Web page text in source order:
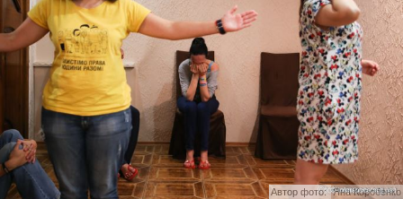
Автор фото: Яна Коробенко